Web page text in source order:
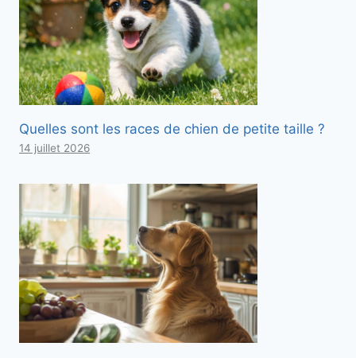
Quelles sont les races de chien de petite taille ?
14 juillet 2026